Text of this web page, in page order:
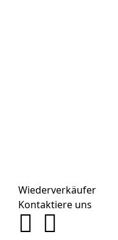
Wiederverkäufer
Kontaktiere uns